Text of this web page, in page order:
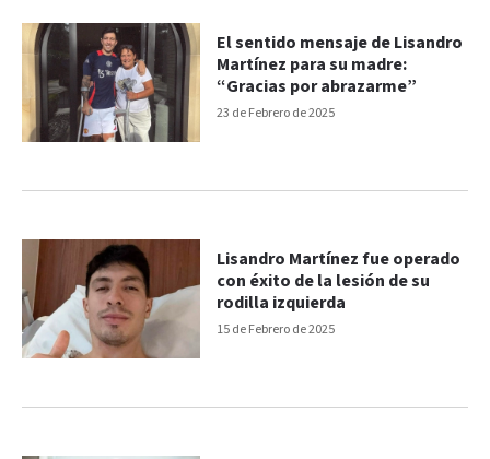
23 de Febrero de 2025
El sentido mensaje de Lisandro
Martínez para su madre:
“Gracias por abrazarme”
15 de Febrero de 2025
Lisandro Martínez fue operado
con éxito de la lesión de su
rodilla izquierda